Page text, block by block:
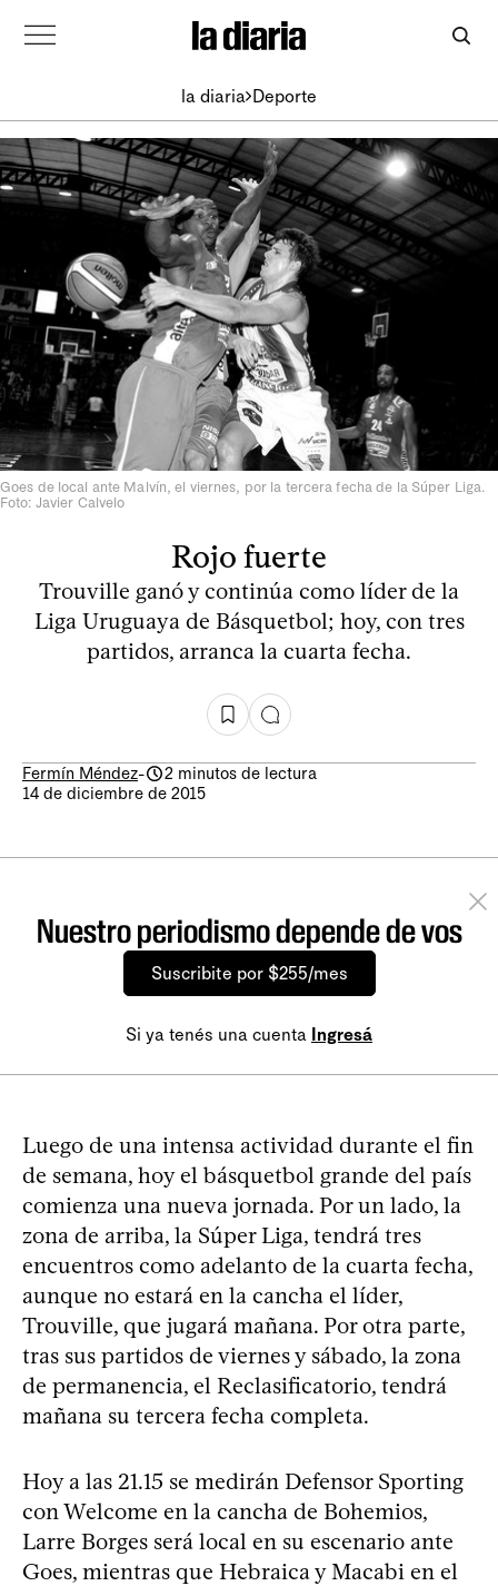
la diaria Deporte
Goes de local ante Malvín, el viernes, por la tercera fecha de la Súper Liga.
Foto: Javier Calvelo
Rojo fuerte
Trouville ganó y continúa como líder de la
Liga Uruguaya de Básquetbol; hoy, con tres
partidos, arranca la cuarta fecha.
Fermín Méndez-
2 minutos de lectura
14 de diciembre de 2015
Nuestro periodismo depende de vos
Suscribite por $255/mes
Si ya tenés una cuenta Ingresá
Luego de una intensa actividad durante el fin
de semana, hoy el básquetbol grande del país
comienza una nueva jornada. Por un lado, la
zona de arriba, la Súper Liga, tendrá tres
encuentros como adelanto de la cuarta fecha,
aunque no estará en la cancha el líder,
Trouville, que jugará mañana. Por otra parte,
tras sus partidos de viernes y sábado, la zona
de permanencia, el Reclasificatorio, tendrá
mañana su tercera fecha completa.
Hoy a las 21.15 se medirán Defensor Sporting
con Welcome en la cancha de Bohemios,
Larre Borges será local en su escenario ante
Goes, mientras que Hebraica y Macabi en el